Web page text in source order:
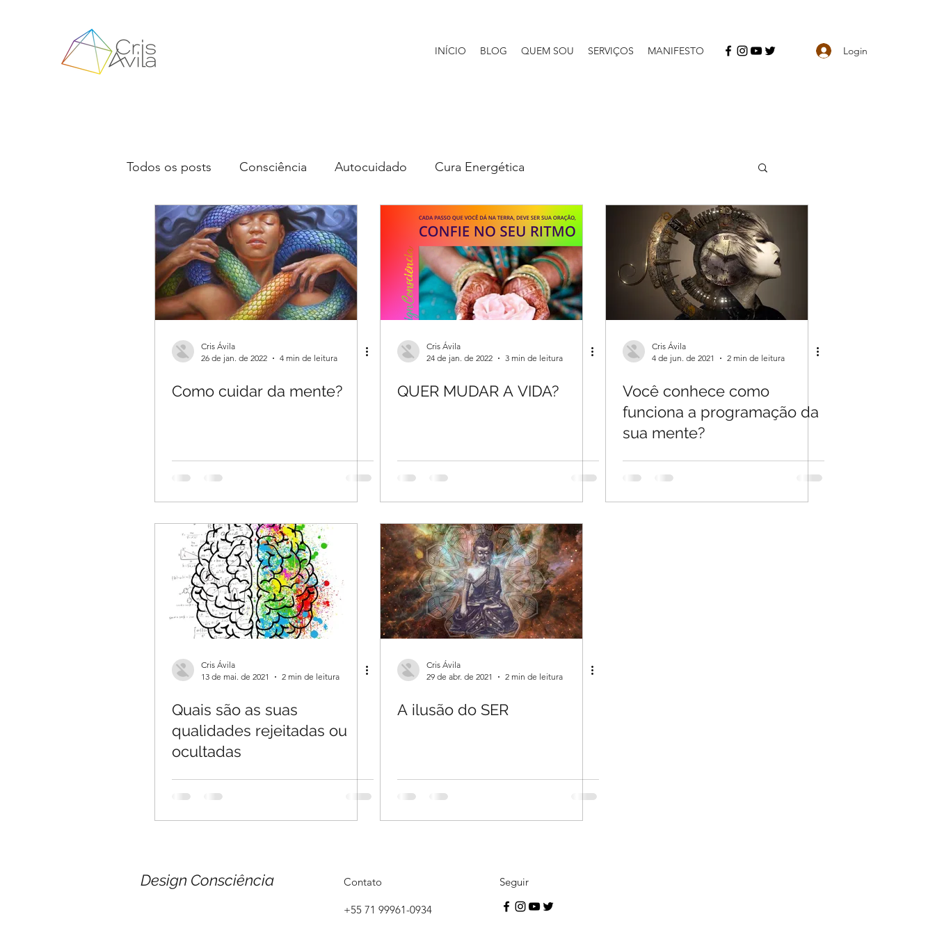
INÍCIO BLOG QUEM SOU SERVIÇOS MANIFESTO Login
Todos os posts Consciência Autocuidado Cura Energética
Cris Ávila
26 de jan. de 2022
4 min de leitura
Como cuidar da mente?
Cris Ávila
24 de jan. de 2022
3 min de leitura
QUER MUDAR A VIDA?
Cris Ávila
4 de jun. de 2021
2 min de leitura
Você conhece como
funciona a programação da
sua mente?
Cris Ávila
13 de mai. de 2021
2 min de leitura
Quais são as suas
qualidades rejeitadas ou
ocultadas
Cris Ávila
29 de abr. de 2021
2 min de leitura
A ilusão do SER
Design Consciência Contato
+55 71 99961-0934
Seguir